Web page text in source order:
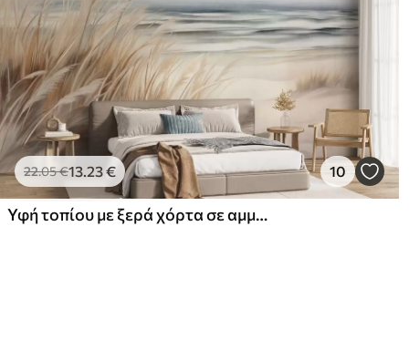
22.05€13.23€ 10
Υφή τοπίου με ξερά χόρτα σε αμμώδη παραλία, με τον ωκεανό και τον ουρανό στο βάθος